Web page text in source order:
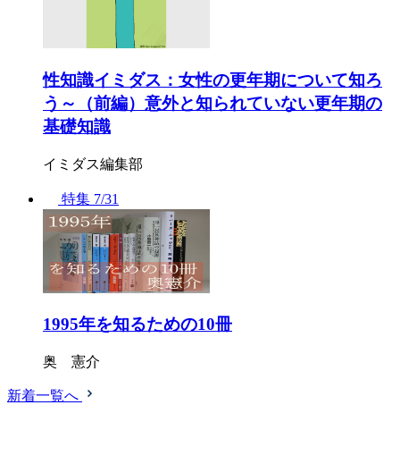
性知識イミダス：女性の更年期について知ろ
う～（前編）意外と知られていない更年期の
基礎知識
イミダス編集部
特集 7/31
1995年を知るための10冊
奥 憲介
新着一覧へ